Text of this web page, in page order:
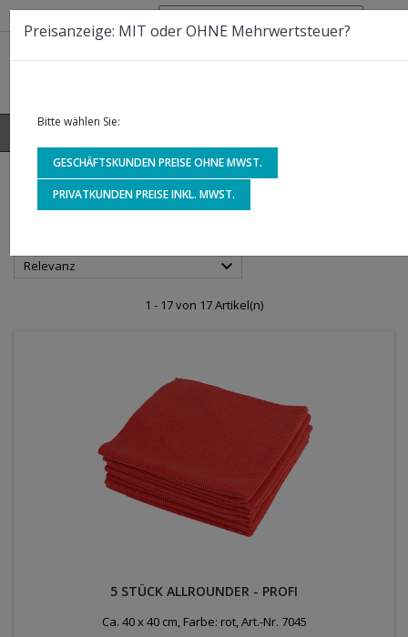
Telefon:0800 - 30 10 700
Preisanzeige: MIT oder OHNE Mehrwertsteuer?
Bitte wählen Sie:
GESCHÄFTSKUNDEN PREISE OHNE MWST.
PRIVATKUNDEN PREISE INKL. MWST.
STARTSEITE
Relevanz 
1 - 17 von 17 Artikel(n)
5 STÜCK ALLROUNDER - PROFI
Ca. 40 x 40 cm, Farbe: rot, Art.-Nr. 7045